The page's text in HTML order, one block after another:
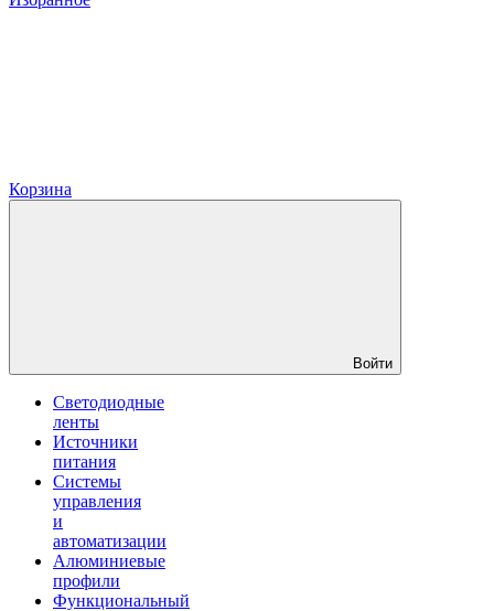
Корзина
Войти
Светодиодные
ленты
Источники
питания
Системы
управления
и
автоматизации
Алюминиевые
профили
Функциональный